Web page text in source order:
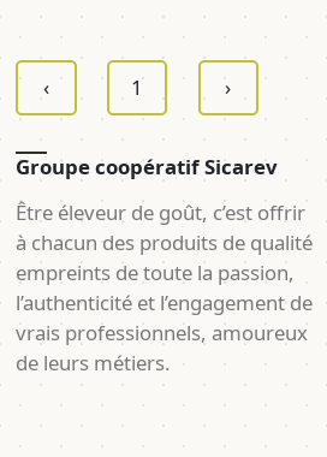
‹ 1 ›
Groupe coopératif Sicarev
Être éleveur de goût, c’est offrir
à chacun des produits de qualité
empreints de toute la passion,
l’authenticité et l’engagement de
vrais professionnels, amoureux
de leurs métiers.